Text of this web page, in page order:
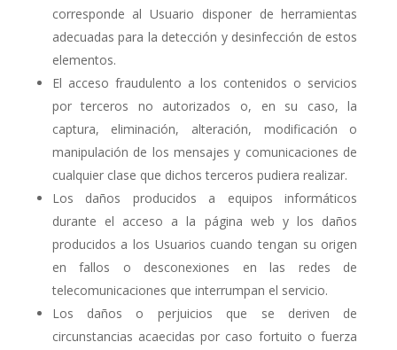
corresponde al Usuario disponer de herramientas
adecuadas para la detección y desinfección de estos
elementos.
El acceso fraudulento a los contenidos o servicios
por terceros no autorizados o, en su caso, la
captura, eliminación, alteración, modificación o
manipulación de los mensajes y comunicaciones de
cualquier clase que dichos terceros pudiera realizar.
Los daños producidos a equipos informáticos
durante el acceso a la página web y los daños
producidos a los Usuarios cuando tengan su origen
en fallos o desconexiones en las redes de
telecomunicaciones que interrumpan el servicio.
Los daños o perjuicios que se deriven de
circunstancias acaecidas por caso fortuito o fuerza